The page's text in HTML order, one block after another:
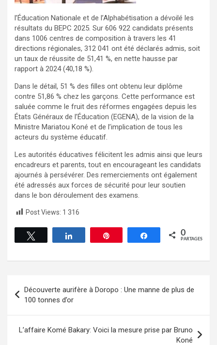
l’Éducation Nationale et de l’Alphabétisation a dévoilé les
résultats du BEPC 2025. Sur 606 922 candidats présents
dans 1006 centres de composition à travers les 41
directions régionales, 312 041 ont été déclarés admis, soit
un taux de réussite de 51,41 %, en nette hausse par
rapport à 2024 (40,18 %).
Dans le détail, 51 % des filles ont obtenu leur diplôme
contre 51,86 % chez les garçons. Cette performance est
saluée comme le fruit des réformes engagées depuis les
États Généraux de l’Éducation (EGENA), de la vision de la
Ministre Mariatou Koné et de l’implication de tous les
acteurs du système éducatif.
Les autorités éducatives félicitent les admis ainsi que leurs
encadreurs et parents, tout en encourageant les candidats
ajournés à persévérer. Des remerciements ont également
été adressés aux forces de sécurité pour leur soutien
dans le bon déroulement des examens.
Post Views: 1 316
Partagez Partagez 0
PARTAGES
Découverte aurifère à Doropo : Une manne de plus de
100 tonnes d’or
L’affaire Komé Bakary: Voici la mesure prise par Bruno
Koné